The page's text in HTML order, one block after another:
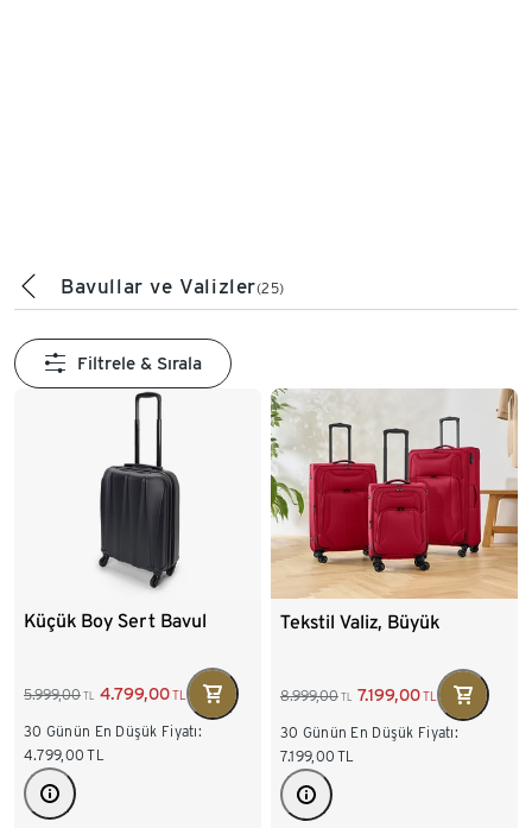
Bavullar ve Valizler(25)
Filtrele & Sırala
Küçük Boy Sert Bavul
5.999,00 TL 4.799,00TL
30 Günün En Düşük Fiyatı:
4.799,00 TL
Tekstil Valiz, Büyük
8.999,00 TL 7.199,00TL
30 Günün En Düşük Fiyatı:
7.199,00 TL